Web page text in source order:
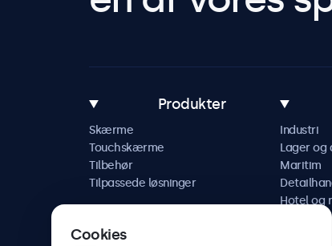
Produkter
Skærme
Touchskærme
Tilbehør
Tilpassede løsninger
Industri
Lager og
Maritim
Hotel og
Cookies